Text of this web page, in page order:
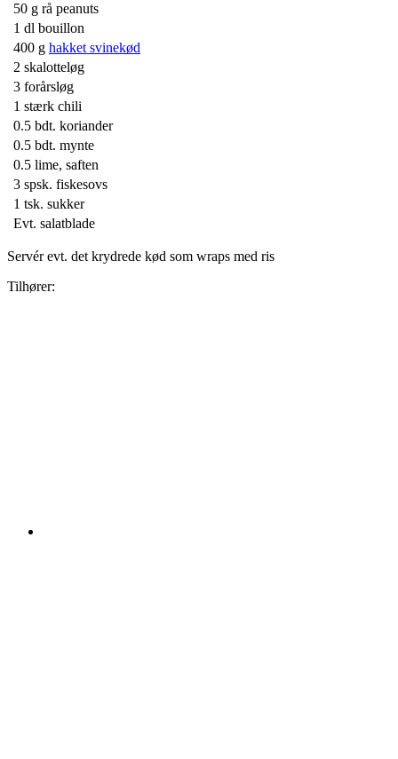
50 g rå peanuts
1 dl bouillon
400 g hakket svinekød
2 skalotteløg
3 forårsløg
1 stærk chili
0.5 bdt. koriander
0.5 bdt. mynte
0.5 lime, saften
3 spsk. fiskesovs
1 tsk. sukker
Evt. salatblade
Servér evt. det krydrede kød som wraps med ris
Tilhører: